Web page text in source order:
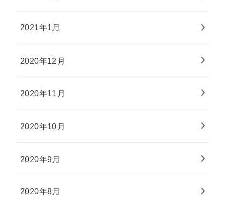
2021年1月
2020年12月
2020年11月
2020年10月
2020年9月
2020年8月